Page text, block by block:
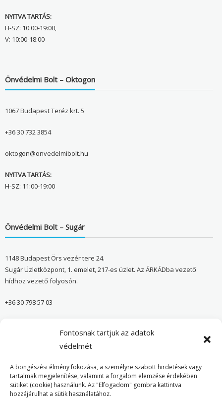
Fontosnak tartjuk az adatok
védelmét
A böngészési élmény fokozása, a személyre szabott hirdetések vagy
tartalmak megjelenítése, valamint a forgalom elemzése érdekében
sütiket (cookie) használunk. Az "Elfogadom" gombra kattintva
hozzájárulhat a sütik használatához.
NYITVA TARTÁS:
H-SZ: 10:00-19:00,
V: 10:00-18:00
Önvédelmi Bolt – Oktogon
1067 Budapest Teréz krt. 5
+36 30 732 3854
oktogon@onvedelmibolt.hu
NYITVA TARTÁS:
H-SZ: 11:00-19:00
Önvédelmi Bolt – Sugár
1148 Budapest Örs vezér tere 24.
Sugár Üzletközpont, 1. emelet, 217-es üzlet. Az ÁRKÁDba vezető
hídhoz vezető folyosón.
+36 30 798 57 03
Önvédelmi Bolt – Főoldal